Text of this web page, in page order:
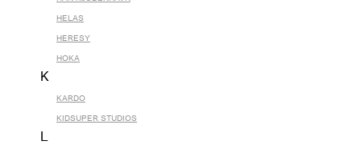
HELAS
HERESY
HOKA
K
KARDO
KIDSUPER STUDIOS
L